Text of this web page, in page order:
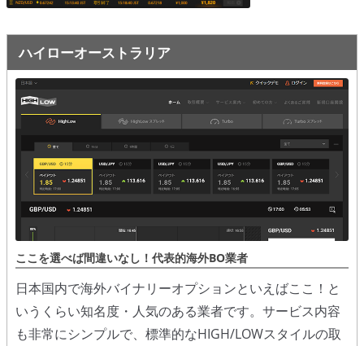
逆張りと相場変動のしくみ
負けそうなときは損切り
攻略法まとめ
ローソク足チャート
移動平均線
トレンド順張り
RSI
ハイローオーストラリア
ここを選べば間違いなし！代表的海外BO業者
日本国内で海外バイナリーオプションといえばここ！と
いうくらい知名度・人気のある業者です。サービス内容
も非常にシンプルで、標準的なHIGH/LOWスタイルの取